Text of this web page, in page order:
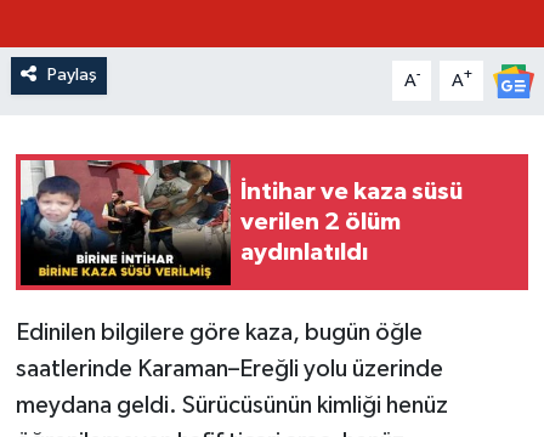
Paylaş A- A+
İntihar ve kaza süsü
verilen 2 ölüm
aydınlatıldı
Edinilen bilgilere göre kaza, bugün öğle
saatlerinde Karaman–Ereğli yolu üzerinde
meydana geldi. Sürücüsünün kimliği henüz